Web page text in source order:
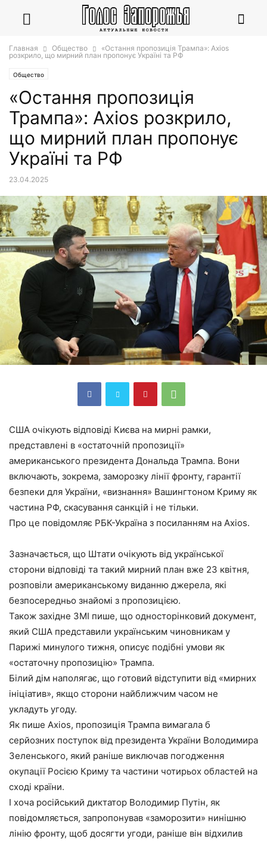
Главная Общество
«Остання пропозиція Трампа»: Axios
розкрило, що мирний план пропонує Україні та РФ
Общество
«Остання пропозиція
Трампа»: Axios розкрило,
що мирний план пропонує
Україні та РФ
23.04.2025
США очікують відповіді Києва на мирні рамки,
представлені в «остаточній пропозиції»
американського президента Дональда Трампа. Вони
включають, зокрема, заморозку лінії фронту, гарантії
безпеки для України, «визнання» Вашингтоном Криму як
частина РФ, скасування санкцій і не тільки.
Про це повідомляє РБК-Україна з посиланням на Axios.
Зазначається, що Штати очікують від української
сторони відповіді та такий мирний план вже 23 квітня,
розповіли американському виданню джерела, які
безпосередньо знайомі з пропозицією.
Також західне ЗМІ пише, що односторінковий документ,
який США представили українським чиновникам у
Парижі минулого тижня, описує подібні умови як
«остаточну пропозицію» Трампа.
Білий дім наполягає, що готовий відступити від «мирних
ініціатив», якщо сторони найближчим часом не
укладуть угоду.
Як пише Axios, пропозиція Трампа вимагала б
серйозних поступок від президента України Володимира
Зеленського, який раніше виключав погодження
окупації Росією Криму та частини чотирьох областей на
сході країни.
І хоча російський диктатор Володимир Путін, як
повідомляється, запропонував «заморозити» нинішню
лінію фронту, щоб досягти угоди, раніше він відхилив